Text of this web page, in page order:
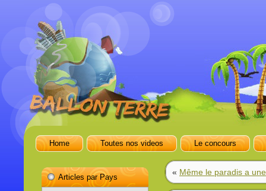
Home Toutes nos videos Le concours
Articles par Pays
« Même le paradis a